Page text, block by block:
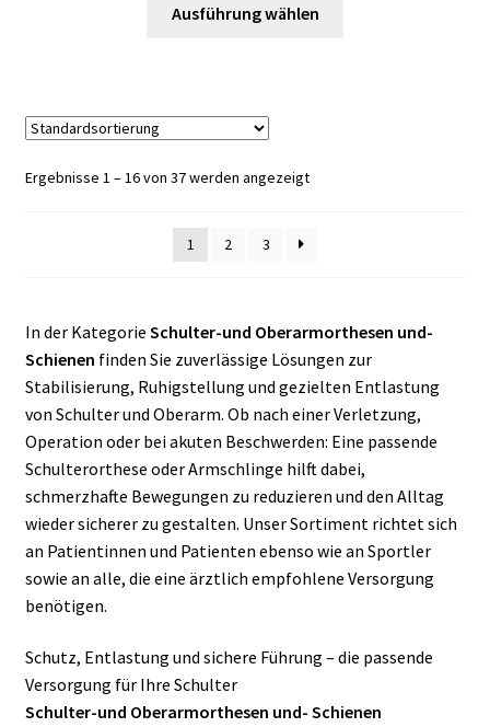
Ausführung wählen
gewählt
werden
Ergebnisse 1 – 16 von 37 werden angezeigt
1 2 3
In der Kategorie Schulter-und Oberarmorthesen und-
Schienen finden Sie zuverlässige Lösungen zur
Stabilisierung, Ruhigstellung und gezielten Entlastung
von Schulter und Oberarm. Ob nach einer Verletzung,
Operation oder bei akuten Beschwerden: Eine passende
Schulterorthese oder Armschlinge hilft dabei,
schmerzhafte Bewegungen zu reduzieren und den Alltag
wieder sicherer zu gestalten. Unser Sortiment richtet sich
an Patientinnen und Patienten ebenso wie an Sportler
sowie an alle, die eine ärztlich empfohlene Versorgung
benötigen.
Schutz, Entlastung und sichere Führung – die passende
Versorgung für Ihre Schulter
Schulter-und Oberarmorthesen und- Schienen